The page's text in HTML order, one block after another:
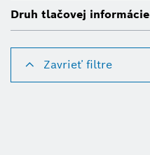
Druh tlačovej informácie
Zavrieť filtre